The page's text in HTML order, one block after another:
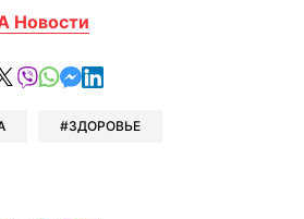
Новости
в Telegram
в Facebook
поделиться в X
отправить в Viber
отправить в Whatsapp
отправить в Messenger
отправить в LinkedIn
ЗДОРОВЬЕ